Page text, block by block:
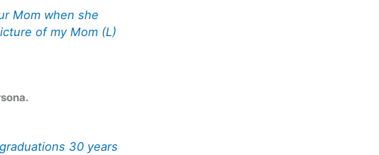
Mom when she
of my Mom (L)
30 years